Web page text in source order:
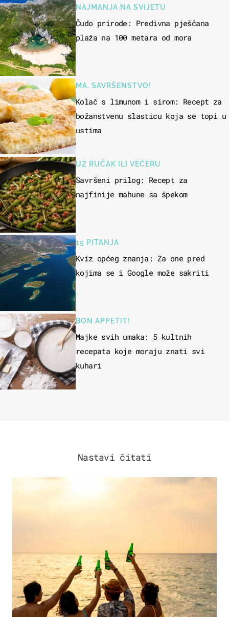
NAJMANJA NA SVIJETU
Čudo prirode: Predivna pješčana
plaža na 100 metara od mora
MA, SAVRŠENSTVO!
Kolač s limunom i sirom: Recept za
božanstvenu slasticu koja se topi u
ustima
UZ RUČAK ILI VEČERU
Savršeni prilog: Recept za
najfinije mahune sa špekom
15 PITANJA
Kviz općeg znanja: Za one pred
kojima se i Google može sakriti
BON APPETIT!
Majke svih umaka: 5 kultnih
recepata koje moraju znati svi
kuhari
Nastavi čitati